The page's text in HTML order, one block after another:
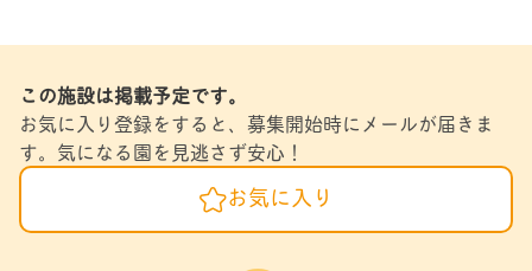
この施設は掲載予定です。
お気に入り登録をすると、募集開始時にメールが届きま
す。気になる園を見逃さず安心！
お気に入り